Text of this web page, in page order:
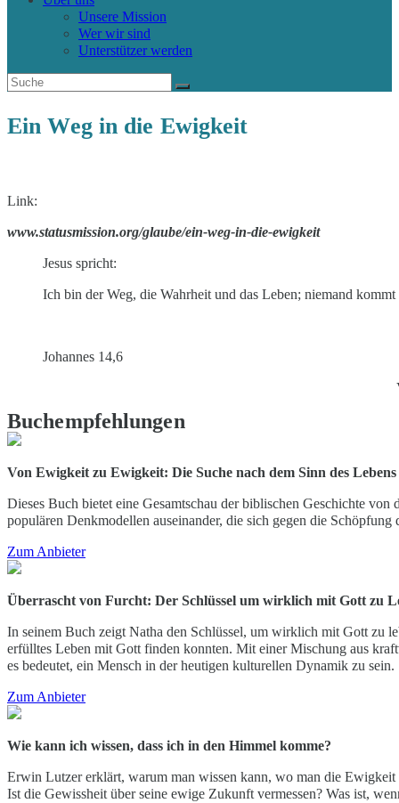
Unsere Mission
Wer wir sind
Unterstützer werden
Ein Weg in die Ewigkeit
Link:
www.statusmission.org/glaube/ein-weg-in-die-ewigkeit
Jesus spricht:
Ich bin der Weg, die Wahrheit und das Leben; niemand
Johannes 14,6
Buchempfehlungen
Von Ewigkeit zu Ewigkeit: Die Suche nach dem Sinn des Lebens
Dieses Buch bietet eine Gesamtschau der biblischen Geschichte
populären Denkmodellen auseinander, die sich gegen die
Zum Anbieter
Überrascht von Furcht: Der Schlüssel um wirklich mit Gott zu
In seinem Buch zeigt Natha den Schlüssel, um wirklich mit Gott zu
erfülltes Leben mit Gott finden konnten. Mit einer Mischung aus
es bedeutet, ein Mensch in der heutigen kulturellen Dynamik zu sein.
Zum Anbieter
Wie kann ich wissen, dass ich in den Himmel komme?
Erwin Lutzer erklärt, warum man wissen kann, wo man die
Ist die Gewissheit über seine ewige Zukunft vermessen? Was ist,